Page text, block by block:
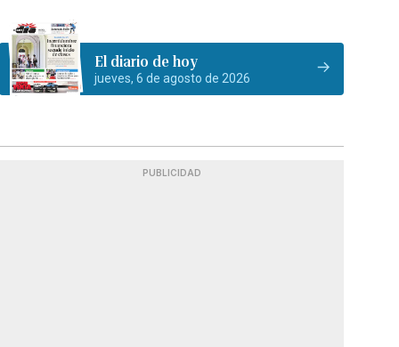
El diario de hoy
jueves, 6 de agosto de 2026
PUBLICIDAD